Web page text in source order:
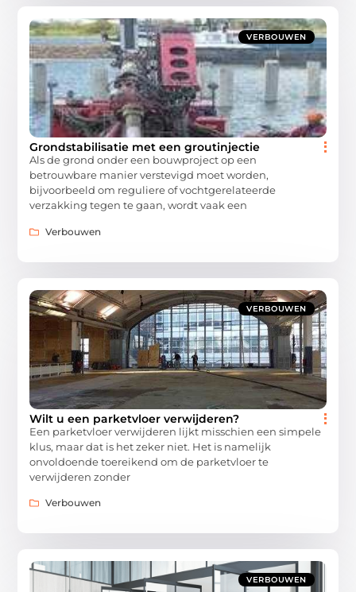
VERBOUWEN
Grondstabilisatie met een groutinjectie
Als de grond onder een bouwproject op een
betrouwbare manier verstevigd moet worden,
bijvoorbeeld om reguliere of vochtgerelateerde
verzakking tegen te gaan, wordt vaak een
Verbouwen
VERBOUWEN
Wilt u een parketvloer verwijderen?
Een parketvloer verwijderen lijkt misschien een simpele
klus, maar dat is het zeker niet. Het is namelijk
onvoldoende toereikend om de parketvloer te
verwijderen zonder
Verbouwen
VERBOUWEN